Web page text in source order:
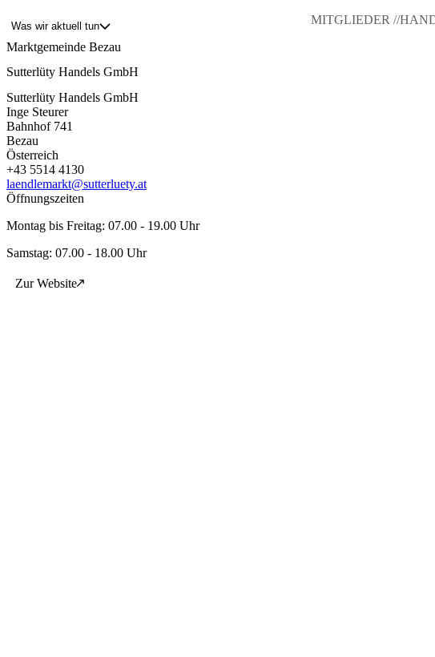
Was wir aktuell tun
Blog
Projekte
Mitglieder
KEM witus
Kontakt
MITGLIEDER //
Marktgemeinde Bezau
Sutterlüty Handels GmbH
Sutterlüty Handels GmbH
Inge Steurer
Bahnhof 741
Bezau
Österreich
+43 5514 4130
laendlemarkt@sutterluety.at
Öffnungszeiten
Montag bis Freitag: 07.00 - 19.00 Uhr
Samstag: 07.00 - 18.00 Uhr
Zur Website